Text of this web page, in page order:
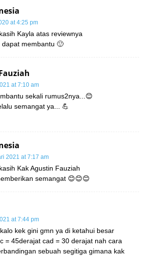
at 4:25 pm
Kayla atas reviewnya
dapat membantu 🙂
at 7:10 am
sekali rumus2nya...😊
semangat ya... 💪
2021 at 7:17 am
Kak Agustin Fauziah
semangat 😊😊😊
at 7:44 pm
kek gini gmn ya di ketahui besar
= 45derajat cad = 30 derajat nah cara
sebuah segitiga gimana kak